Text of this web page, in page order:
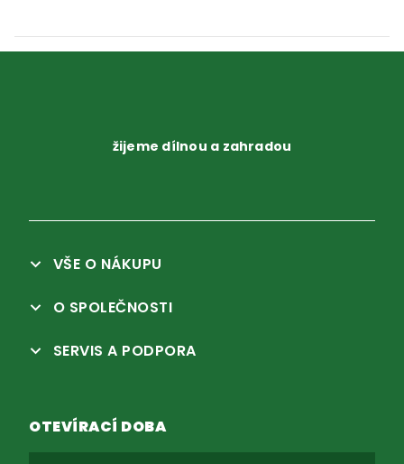
žijeme dílnou a zahradou
VŠE O NÁKUPU
O SPOLEČNOSTI
SERVIS A PODPORA
OTEVÍRACÍ DOBA